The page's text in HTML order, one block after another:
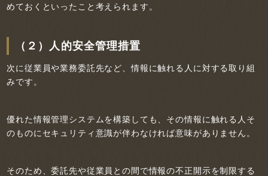
めておくといったこと考えられます。
（２）人的安全管理措置
次に従業員や業務委託先など、情報に触れる人に対する取り組
みです。
優れた情報管理システムを構築しても、その情報に触れる人そ
のものにセキュリティ意識が伴わなければ意味がありません。
そのため、委託先や従業員との間で情報の不正開示を制限する